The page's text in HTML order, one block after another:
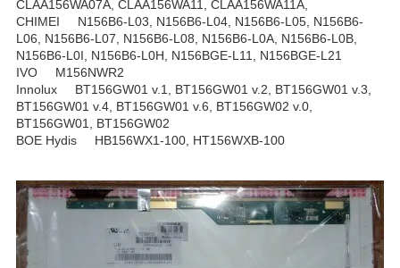
CLAA156WA07A, CLAA156WA11, CLAA156WA11A,
CHIMEI N156B6-L03, N156B6-L04, N156B6-L05, N156B6-
L06, N156B6-L07, N156B6-L08, N156B6-L0A, N156B6-L0B,
N156B6-L0I, N156B6-L0H, N156BGE-L11, N156BGE-L21
IVO M156NWR2
Innolux BT156GW01 v.1, BT156GW01 v.2, BT156GW01 v.3,
BT156GW01 v.4, BT156GW01 v.6, BT156GW02 v.0,
BT156GW01, BT156GW02
BOE Hydis HB156WX1-100, HT156WXB-100